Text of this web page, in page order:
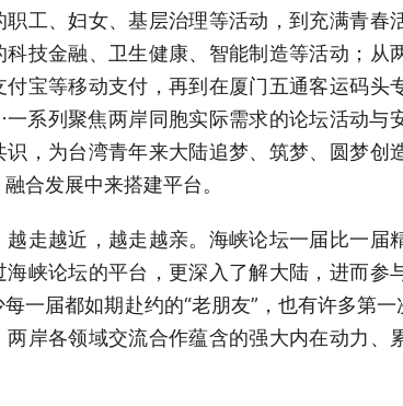
职工、妇女、基层治理等活动，到充满青
科技金融、卫生健康、智能制造等活动；从
付宝等移动支付，再到在厦门五通客运码
系列聚焦两岸同胞实际需求的论坛活动与
识，为台湾青年来大陆追梦、筑梦、圆梦创
合发展中来搭建平台。
越近，越走越亲。海峡论坛一届比一届
海峡论坛的平台，更深入了解大陆，进而
一届都如期赴约的“老朋友”，也有许多第
两岸各领域交流合作蕴含的强大内在动力、